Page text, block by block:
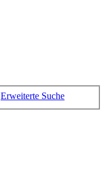
Erweiterte Suche